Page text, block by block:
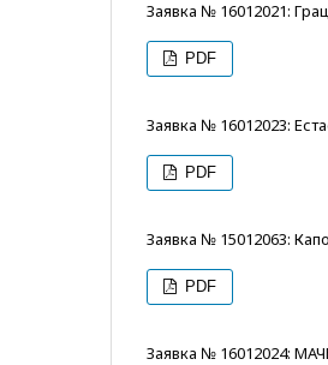
Заявка № 16012021:
PDF
Заявка № 16012023:
PDF
Заявка № 15012063: Капо
PDF
Заявка № 16012024: